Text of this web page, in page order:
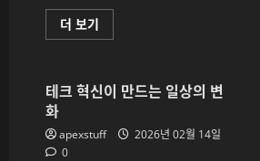
더
어
더 보기
면
높
이
렉
테크 혁신이 만드는 일상의 변
화
apexstuff
2026년 02월 14일
0